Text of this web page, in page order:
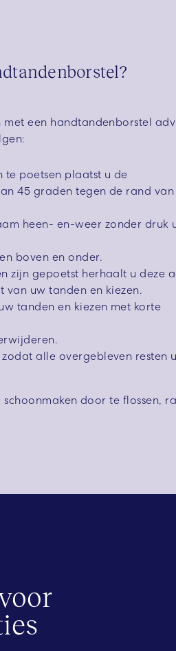
een handtandenborstel
te poetsen plaatst u de
45 graden tegen de rand
heen- en-weer zonder druk
boven en onder.
zijn gepoetst herhaalt u deze
van uw tanden en kiezen.
tanden en kiezen met korte
alle overgebleven resten
door te flossen,